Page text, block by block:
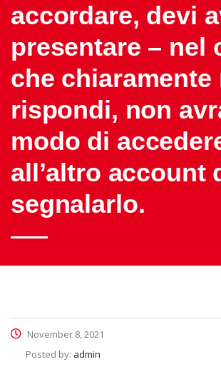
accordare, devi
presentare – nel
che chiaramente
rispondi, non
modo di
all’altro account
segnalarlo.
November 8, 2021
Posted by: admin